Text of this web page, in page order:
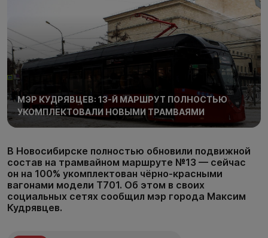
МЭР КУДРЯВЦЕВ: 13-Й МАРШРУТ ПОЛНОСТЬЮ
УКОМПЛЕКТОВАЛИ НОВЫМИ ТРАМВАЯМИ
В Новосибирске полностью обновили подвижной
состав на трамвайном маршруте №13 — сейчас
он на 100% укомплектован чёрно-красными
вагонами модели Т701. Об этом в своих
социальных сетях сообщил мэр города Максим
Кудрявцев.